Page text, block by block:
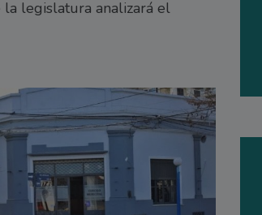
la legislatura analizará el